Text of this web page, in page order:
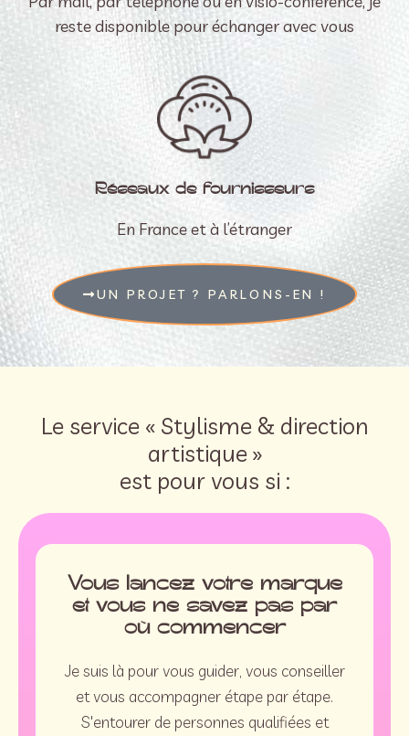
reste disponible pour échanger avec vous
Réseaux de fournisseurs
En France et à l’étranger
UN PROJET ? PARLONS-EN !
Le service « Stylisme & direction
artistique »
est pour vous si :
Vous lancez votre marque
et vous ne savez pas par
où commencer
Je suis là pour vous guider, vous conseiller
et vous accompagner étape par étape.
S'entourer de personnes qualifiées et